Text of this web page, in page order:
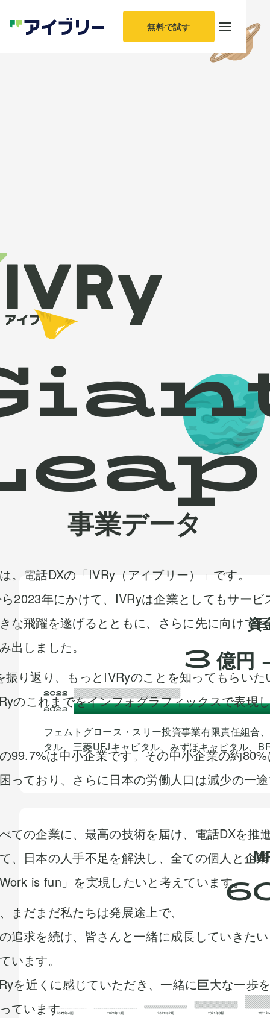
無料で試す
。電話DXの「IVRy（アイブリー）」です。
2023年にかけて、IVRyは企業としてもサービ
な飛躍を遂げるとともに、さらに先に向けて
出しました。
振り返り、もっとIVRyのことを知ってもらいた
のこれまでをインフォグラフィックスで表現
99.7%は中小企業です。その中小企業の約
っており、さらに日本の労働人口は減少の一
ての企業に、最高の技術を届け、電話DXを推
、日本の人手不足を解決し、全ての個人と企
is fun」を実現したいと考えています。
まだまだ私たちは発展途上で、
追求を続け、皆さんと一緒に成長していきた
います。
を近くに感じていただき、一緒に巨大な一歩
ています。
事業データ
資
3 億円
フェムトグロース・スリー投資事業有限責任組合
タル、三菱UFJキャピタル、みずほキャピタル、